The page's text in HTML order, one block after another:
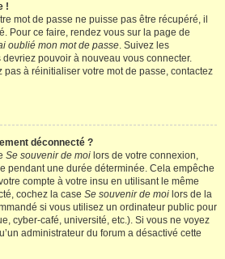
!
mot de passe ne puisse pas être récupéré, il
Pour ce faire, rendez vous sur la page de
oublié mon mot de passe. Suivez les
pouvoir à nouveau vous connecter.
à réinitialiser votre mot de passe, contactez
déconnecté ?
Se souvenir de moi lors de votre connexion,
pendant une durée déterminée. Cela empêche
compte à votre insu en utilisant le même
cochez la case Se souvenir de moi lors de la
si vous utilisez un ordinateur public pour
cyber-café, université, etc.). Si vous ne voyez
administrateur du forum a désactivé cette